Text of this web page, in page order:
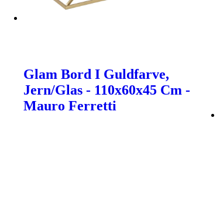
Glam Bord I Guldfarve,
Jern/Glas - 110x60x45 Cm -
Mauro Ferretti